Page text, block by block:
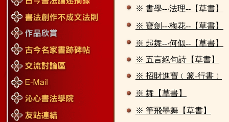
※ 書學--‧法理--【草書】
※ 寶劍--‧梅花--【草書】
※ 起舞--‧何似--【草書】
※ 五言絕句詩【草書】
※ 招財進寶﹝篆-行書﹞
※ 舞【草書】
※ 筆飛墨舞【草書】